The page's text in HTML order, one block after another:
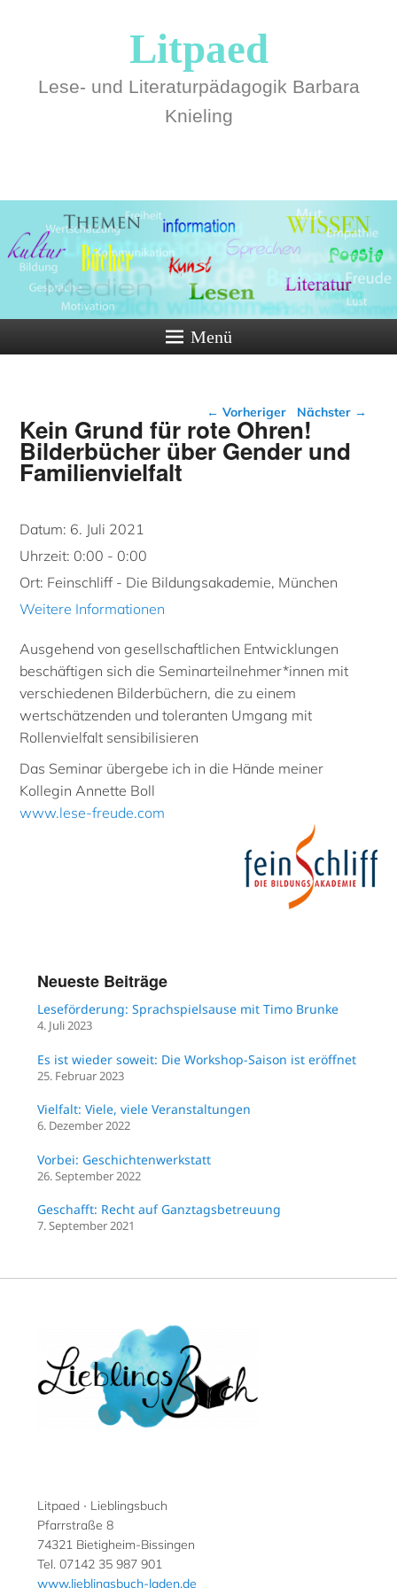
Litpaed
Lese- und Literaturpädagogik Barbara
Knieling
Menü
Beitragsnavigation
← Vorheriger Nächster →
Kein Grund für rote Ohren!
Bilderbücher über Gender und
Familienvielfalt
Datum: 6. Juli 2021
Uhrzeit: 0:00 - 0:00
Ort: Feinschliff - Die Bildungsakademie, München
Weitere Informationen
Ausgehend von gesellschaftlichen Entwicklungen
beschäftigen sich die Seminarteilnehmer*innen mit
verschiedenen Bilderbüchern, die zu einem
wertschätzenden und toleranten Umgang mit
Rollenvielfalt sensibilisieren
Das Seminar übergebe ich in die Hände meiner
Kollegin Annette Boll
www.lese-freude.com
Neueste Beiträge
Leseförderung: Sprachspielsause mit Timo Brunke
4. Juli 2023
Es ist wieder soweit: Die Workshop-Saison ist eröffnet
25. Februar 2023
Vielfalt: Viele, viele Veranstaltungen
6. Dezember 2022
Vorbei: Geschichtenwerkstatt
26. September 2022
Geschafft: Recht auf Ganztagsbetreuung
7. September 2021
Litpaed ∙ Lieblingsbuch
Pfarrstraße 8
74321 Bietigheim-Bissingen
Tel. 07142 35 987 901
www.lieblingsbuch-laden.de